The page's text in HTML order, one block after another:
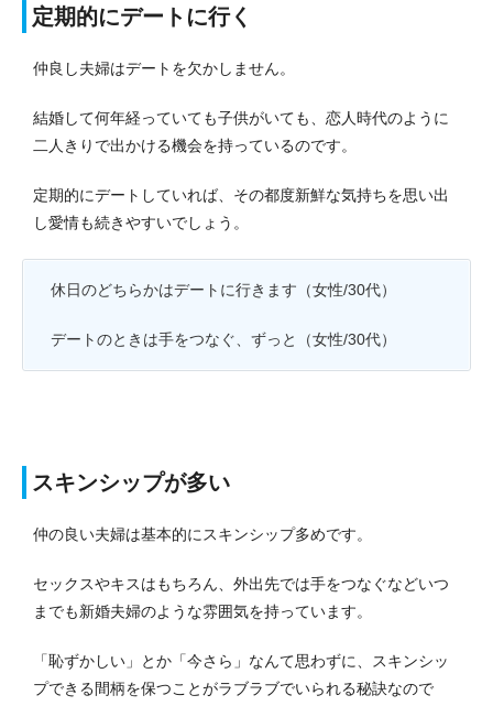
定期的にデートに行く
仲良し夫婦はデートを欠かしません。
結婚して何年経っていても子供がいても、恋人時代のように
二人きりで出かける機会を持っているのです。
定期的にデートしていれば、その都度新鮮な気持ちを思い出
し愛情も続きやすいでしょう。
休日のどちらかはデートに行きます（女性/30代）
デートのときは手をつなぐ、ずっと（女性/30代）
スキンシップが多い
仲の良い夫婦は基本的にスキンシップ多めです。
セックスやキスはもちろん、外出先では手をつなぐなどいつ
までも新婚夫婦のような雰囲気を持っています。
「恥ずかしい」とか「今さら」なんて思わずに、スキンシッ
プできる間柄を保つことがラブラブでいられる秘訣なので